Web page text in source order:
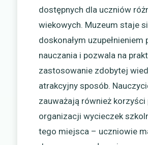
dostępnych dla uczniów
wiekowych. Muzeum staje
doskonałym uzupełnieniem
nauczania i pozwala na
zastosowanie zdobytej
atrakcyjny sposób.
zauważają również korzyści
organizacji wycieczek
tego miejsca – uczniowie